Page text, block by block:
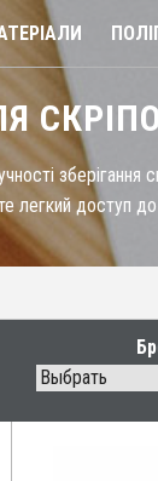
зберігання
легкий доступ
Выбрать